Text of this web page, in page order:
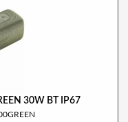
30W BT IP67